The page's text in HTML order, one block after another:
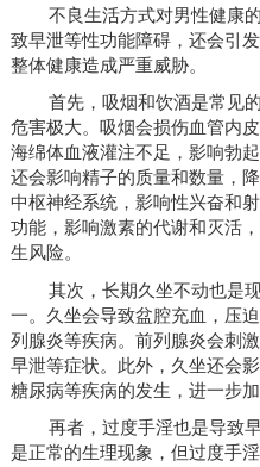
不良生活方式对男性健康
致早泄等性功能障碍，还会引
整体健康造成严重威胁。
首先，吸烟和饮酒是常见
危害极大。吸烟会损伤血管内
海绵体血液灌注不足，影响勃
还会影响精子的质量和数量，
中枢神经系统，影响性兴奋和
功能，影响激素的代谢和灭活
生风险。
其次，长期久坐不动也是
一。久坐会导致盆腔充血，压
列腺炎等疾病。前列腺炎会刺
早泄等症状。此外，久坐还会
糖尿病等疾病的发生，进一步
再者，过度手淫也是导致
是正常的生理现象，但过度手